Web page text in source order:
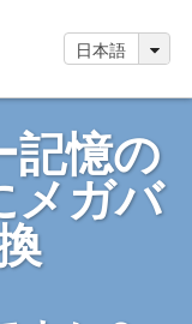
日本語
記憶の
メガバ